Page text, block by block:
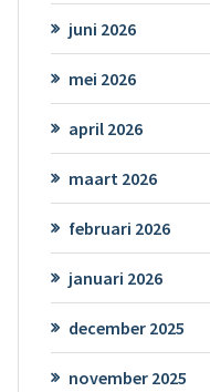
juni 2026
mei 2026
april 2026
maart 2026
februari 2026
januari 2026
december 2025
november 2025